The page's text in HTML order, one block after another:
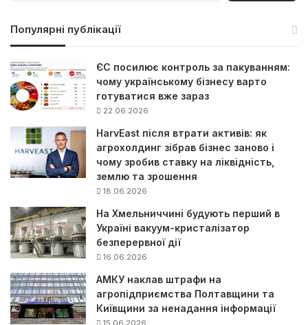
Популярні публікації
ЄС посилює контроль за пакуванням:
чому українському бізнесу варто
готуватися вже зараз
22.06.2026
HarvEast після втрати активів: як
агрохолдинг зібрав бізнес заново і
чому зробив ставку на ліквідність,
землю та зрошення
18.06.2026
На Хмельниччині будують перший в
Україні вакуум-кристалізатор
безперервної дії
16.06.2026
АМКУ наклав штрафи на
агропідприємства Полтавщини та
Київщини за ненадання інформації
15.06.2026